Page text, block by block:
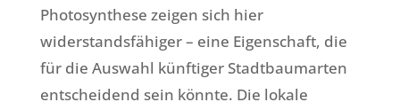
Photosynthese zeigen sich hier
widerstandsfähiger – eine Eigenschaft, die
für die Auswahl künftiger Stadtbaumarten
entscheidend sein könnte. Die lokale